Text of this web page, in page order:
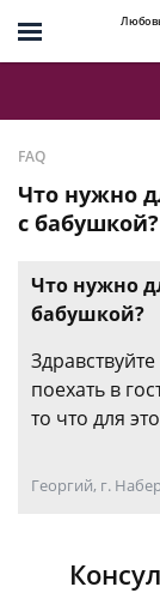
FAQ
Что нужно
с бабушкой?
Что нужно
бабушкой?
поехать в
то что для
Георгий, г.